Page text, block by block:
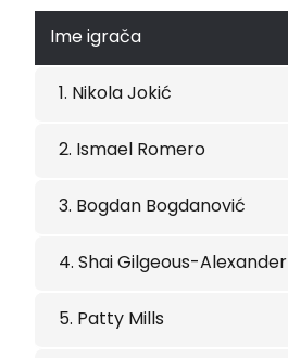
Ime igrača
1. Nikola Jokić
2. Ismael Romero
3. Bogdan Bogdanović
4. Shai Gilgeous-Alexander
5. Patty Mills